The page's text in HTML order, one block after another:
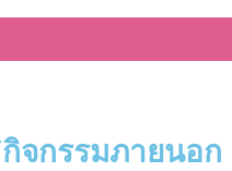
จกรรมภายนอก